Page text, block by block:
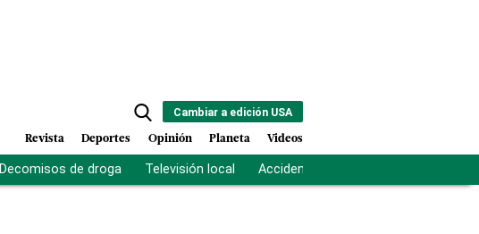
Cambiar a edición USA
Revista Deportes Opinión Planeta Videos
Decomisos de droga Televisión local Accidente Los Ríos